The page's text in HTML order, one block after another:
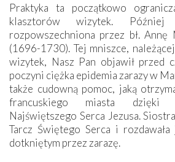
Praktyka ta początkowo
klasztorów wizytek. Później
rozpowszechniona przez bł. Annę
(1696-1730). Tej mniszce,
wizytek, Nasz Pan objawił przed
poczyni ciężka epidemia zarazy w
także cudowną pomoc, jaką
francuskiego miasta dzięki
Najświętszego Serca Jezusa.
Tarcz Świętego Serca i
dotkniętym przez zarazę.